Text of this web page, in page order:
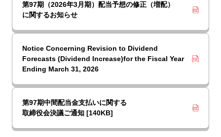
第97期（2026年3月期）配当予想の修正（増配）
に関するお知らせ
Notice Concerning Revision to Dividend
Forecasts (Dividend Increase)for the Fiscal Year
Ending March 31, 2026
第97期中間配当金支払いに関する
取締役会決議ご通知 [140KB]